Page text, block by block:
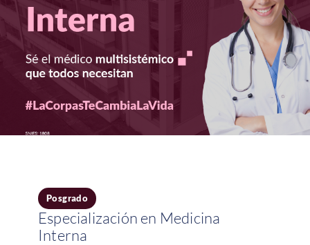
Posgrado
Especialización en Medicina
Interna